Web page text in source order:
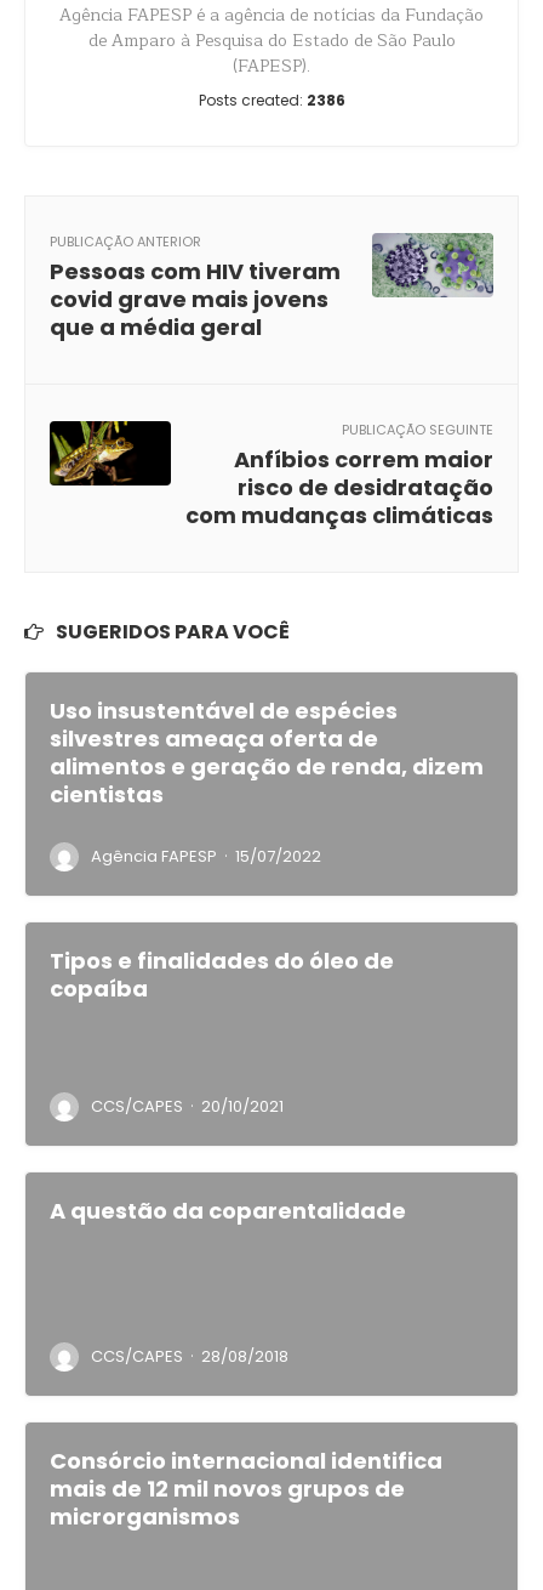
Agência FAPESP é a agência de notícias da Fundação
de Amparo à Pesquisa do Estado de São Paulo
(FAPESP).
Posts created: 2386
PUBLICAÇÃO ANTERIOR
Pessoas com HIV tiveram
covid grave mais jovens
que a média geral
PUBLICAÇÃO SEGUINTE
Anfíbios correm maior
risco de desidratação
com mudanças climáticas
SUGERIDOS PARA VOCÊ
Uso insustentável de espécies
silvestres ameaça oferta de
alimentos e geração de renda, dizem
cientistas
Agência FAPESP · 15/07/2022
Tipos e finalidades do óleo de
copaíba
CCS/CAPES · 20/10/2021
A questão da coparentalidade
CCS/CAPES · 28/08/2018
Consórcio internacional identifica
mais de 12 mil novos grupos de
microrganismos